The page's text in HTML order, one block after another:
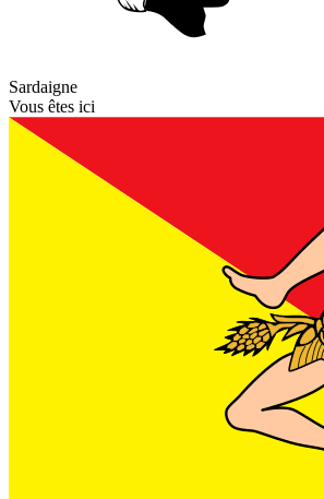
Sardaigne
Vous êtes ici